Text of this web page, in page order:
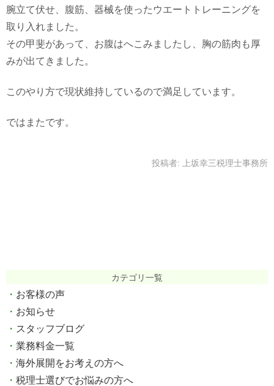
腕立て伏せ、腹筋、器械を使ったウエートトレーニングを
取り入れました。
その甲斐があって、お腹はへこみましたし、胸の筋肉も厚
みが出てきました。
このやり方で現状維持しているので満足しています。
ではまたです。
投稿者: 上坂幸三税理士事務所
カテゴリ一覧
お客様の声
お知らせ
スタッフブログ
業務料金一覧
海外展開をお考えの方へ
税理士選びでお悩みの方へ